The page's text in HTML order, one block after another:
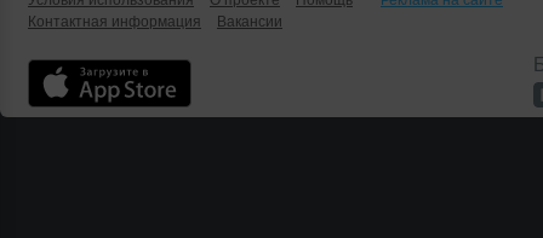
Контактная информация
Вакансии